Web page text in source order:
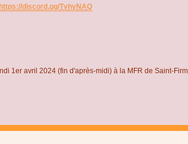
https://discord.gg/TvhyNAQ
1er avril 2024 (fin d'après-midi) à la MFR de Saint-